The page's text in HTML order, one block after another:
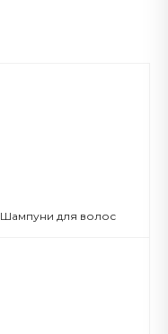
Шампуни для волос